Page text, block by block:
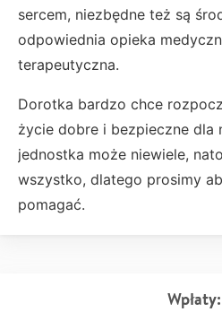
sercem, niezbędne też są
odpowiednia opieka
terapeutyczna.
Dorotka bardzo chce
życie dobre i bezpieczne dla
jednostka może niewiele,
wszystko, dlatego prosimy
pomagać.
Wpłaty: